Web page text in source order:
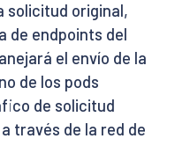
solicitud original,
de endpoints del
el envío de la
de los pods
de solicitud
a través de la red de